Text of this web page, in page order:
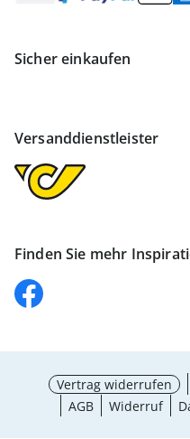
Sicher einkaufen
Versanddienstleister
Finden Sie mehr
Vertrag widerrufen
AGB
Widerruf